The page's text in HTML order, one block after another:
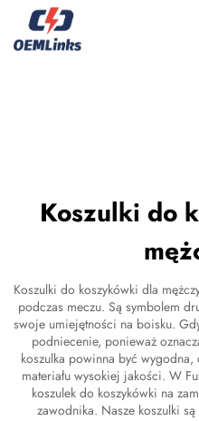
Koszulki do
Koszulki do koszykówki dla
podczas meczu. Są symbolem
swoje umiejętności na boisku.
podniecenie, ponieważ
koszulka powinna być
materiału wysokiej jakości. W
koszulek do koszykówki na
zawodnika. Nasze koszulki